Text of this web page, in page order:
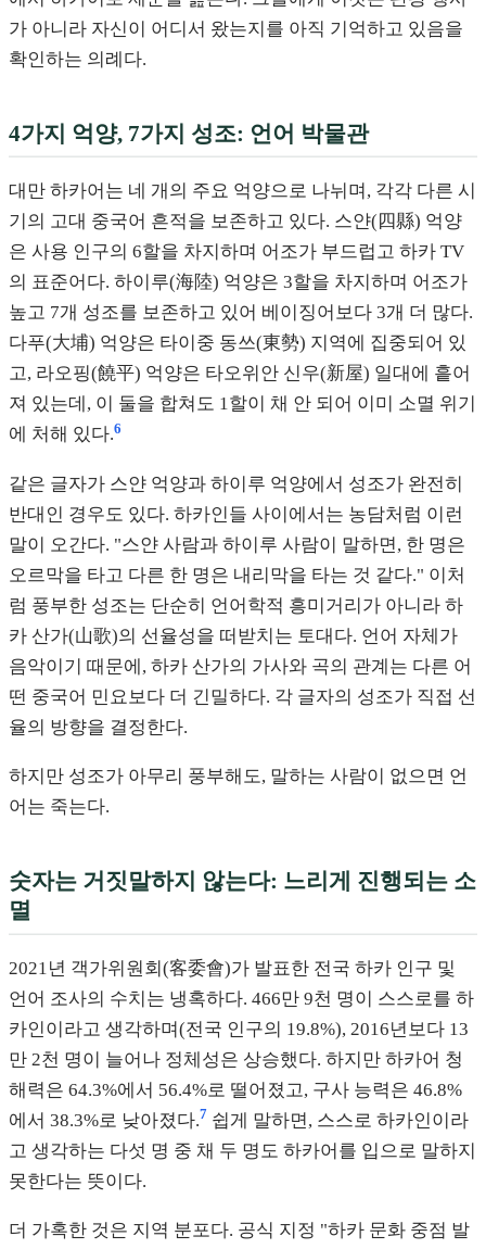
가 아니라 자신이 어디서 왔는지를 아직 기억하고 있음을
확인하는 의례다.
4가지 억양, 7가지 성조: 언어 박물관
대만 하카어는 네 개의 주요 억양으로 나뉘며, 각각 다른 시
기의 고대 중국어 흔적을 보존하고 있다. 스얀(四縣) 억양
은 사용 인구의 6할을 차지하며 어조가 부드럽고 하카 TV
의 표준어다. 하이루(海陸) 억양은 3할을 차지하며 어조가
높고 7개 성조를 보존하고 있어 베이징어보다 3개 더 많다.
다푸(大埔) 억양은 타이중 동쓰(東勢) 지역에 집중되어 있
고, 라오핑(饒平) 억양은 타오위안 신우(新屋) 일대에 흩어
져 있는데, 이 둘을 합쳐도 1할이 채 안 되어 이미 소멸 위기
에 처해 있다.6
같은 글자가 스얀 억양과 하이루 억양에서 성조가 완전히
반대인 경우도 있다. 하카인들 사이에서는 농담처럼 이런
말이 오간다. "스얀 사람과 하이루 사람이 말하면, 한 명은
오르막을 타고 다른 한 명은 내리막을 타는 것 같다." 이처
럼 풍부한 성조는 단순히 언어학적 흥미거리가 아니라 하
카 산가(山歌)의 선율성을 떠받치는 토대다. 언어 자체가
음악이기 때문에, 하카 산가의 가사와 곡의 관계는 다른 어
떤 중국어 민요보다 더 긴밀하다. 각 글자의 성조가 직접 선
율의 방향을 결정한다.
하지만 성조가 아무리 풍부해도, 말하는 사람이 없으면 언
어는 죽는다.
숫자는 거짓말하지 않는다: 느리게 진행되는 소
멸
2021년 객가위원회(客委會)가 발표한 전국 하카 인구 및
언어 조사의 수치는 냉혹하다. 466만 9천 명이 스스로를 하
카인이라고 생각하며(전국 인구의 19.8%), 2016년보다 13
만 2천 명이 늘어나 정체성은 상승했다. 하지만 하카어 청
해력은 64.3%에서 56.4%로 떨어졌고, 구사 능력은 46.8%
에서 38.3%로 낮아졌다.7 쉽게 말하면, 스스로 하카인이라
고 생각하는 다섯 명 중 채 두 명도 하카어를 입으로 말하지
못한다는 뜻이다.
더 가혹한 것은 지역 분포다. 공식 지정 "하카 문화 중점 발